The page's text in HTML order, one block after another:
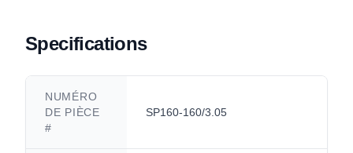
Specifications
NUMÉRO
DE PIÈCE
#
SP160-160/3.05